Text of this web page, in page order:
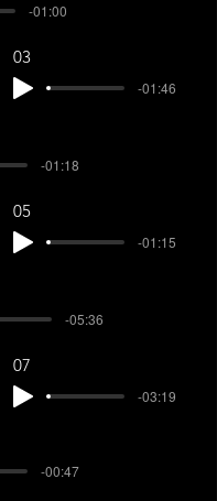
-01:00
03
-01:46
-01:18
05
-01:15
-05:36
-00:47
07
-03:19